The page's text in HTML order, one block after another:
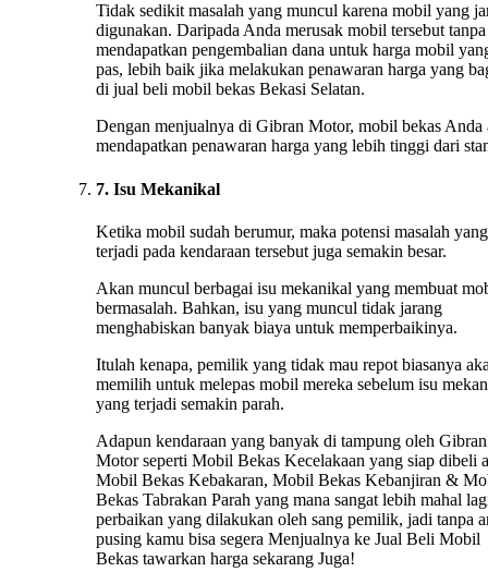
Tidak sedikit masalah yang muncul karena mobil yang
digunakan. Daripada Anda merusak mobil tersebut tanpa
mendapatkan pengembalian dana untuk harga mobil
pas, lebih baik jika melakukan penawaran harga yang
di jual beli mobil bekas Bekasi Selatan.
Dengan menjualnya di Gibran Motor, mobil bekas Anda
mendapatkan penawaran harga yang lebih tinggi dari
7. Isu Mekanikal
Ketika mobil sudah berumur, maka potensi masalah yang
terjadi pada kendaraan tersebut juga semakin besar.
Akan muncul berbagai isu mekanikal yang membuat
bermasalah. Bahkan, isu yang muncul tidak jarang
menghabiskan banyak biaya untuk memperbaikinya.
Itulah kenapa, pemilik yang tidak mau repot biasanya
memilih untuk melepas mobil mereka sebelum isu
yang terjadi semakin parah.
Adapun kendaraan yang banyak di tampung oleh Gibran
Motor seperti Mobil Bekas Kecelakaan yang siap dibeli
Mobil Bekas Kebakaran, Mobil Bekas Kebanjiran &
Bekas Tabrakan Parah yang mana sangat lebih mahal
perbaikan yang dilakukan oleh sang pemilik, jadi tanpa
pusing kamu bisa segera Menjualnya ke Jual Beli Mobil
Bekas tawarkan harga sekarang Juga!